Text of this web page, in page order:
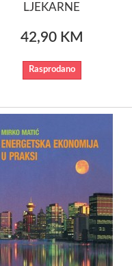
LJEKARNE
42,90 KM
Rasprodano